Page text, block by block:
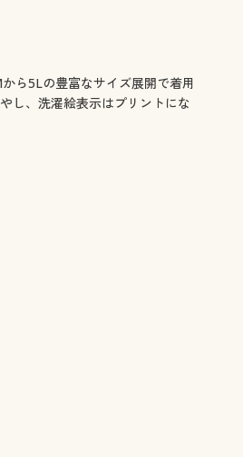
ら5Lの豊富なサイズ展開で着用
し、洗濯絵表示はプリントにな